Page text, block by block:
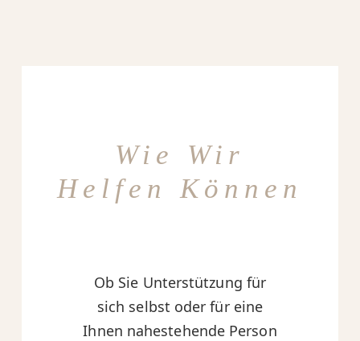
Wie Wir
Helfen Können
Ob Sie Unterstützung für
sich selbst oder für eine
Ihnen nahestehende Person